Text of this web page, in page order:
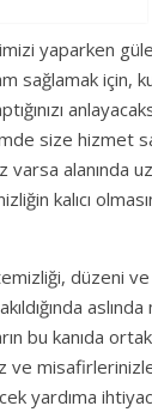
yaparken
için,
size hizmet
varsa alanında
kalıcı
düzeni ve
bu kanıda
ve
yardıma